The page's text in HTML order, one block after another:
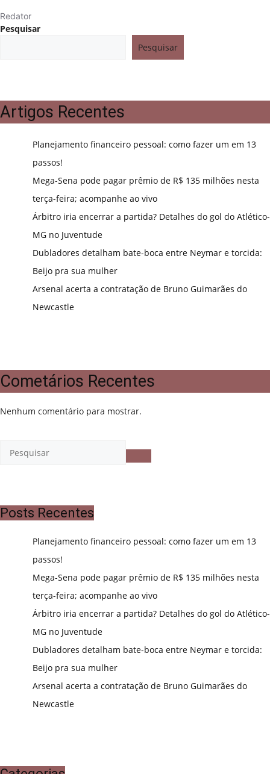
Redator
Pesquisar
Pesquisar
Artigos Recentes
Planejamento financeiro pessoal: como fazer um em 13
passos!
Mega-Sena pode pagar prêmio de R$ 135 milhões nesta
terça-feira; acompanhe ao vivo
Árbitro iria encerrar a partida? Detalhes do gol do Atlético-
MG no Juventude
Dubladores detalham bate-boca entre Neymar e torcida:
Beijo pra sua mulher
Arsenal acerta a contratação de Bruno Guimarães do
Newcastle
Cometários Recentes
Nenhum comentário para mostrar.
Posts Recentes
Planejamento financeiro pessoal: como fazer um em 13
passos!
Mega-Sena pode pagar prêmio de R$ 135 milhões nesta
terça-feira; acompanhe ao vivo
Árbitro iria encerrar a partida? Detalhes do gol do Atlético-
MG no Juventude
Dubladores detalham bate-boca entre Neymar e torcida:
Beijo pra sua mulher
Arsenal acerta a contratação de Bruno Guimarães do
Newcastle